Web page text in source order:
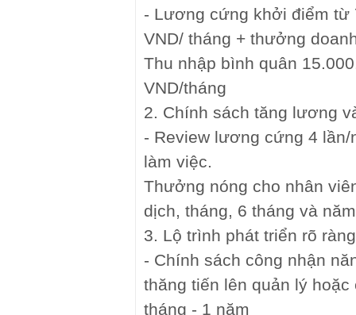
- Lương cứng khởi điểm từ
VND/ tháng + thưởng
Thu nhập bình quân
VND/tháng
2. Chính sách tăng lương
- Review lương cứng 4
làm việc.
Thưởng nóng cho nhân
dịch, tháng, 6 tháng và
3. Lộ trình phát triển rõ
- Chính sách công nhận
thăng tiến lên quản lý
tháng - 1 năm